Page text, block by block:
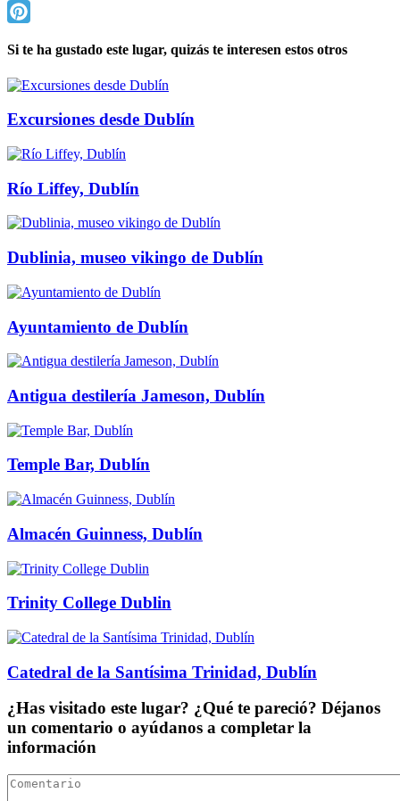
Twitter
Si te ha gustado este lugar, quizás te interesen estos otros
Excursiones desde Dublín
Río Liffey, Dublín
Dublinia, museo vikingo de Dublín
Ayuntamiento de Dublín
Antigua destilería Jameson, Dublín
Temple Bar, Dublín
Almacén Guinness, Dublín
Trinity College Dublin
Catedral de la Santísima Trinidad, Dublín
¿Has visitado este lugar? ¿Qué te pareció? Déjanos
un comentario o ayúdanos a completar la
información